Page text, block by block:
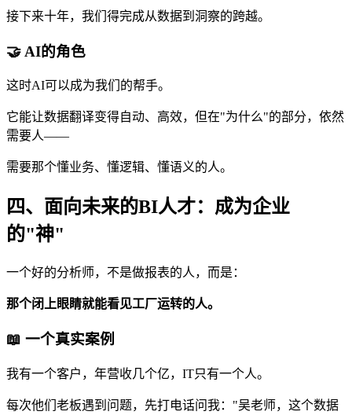
接下来十年，我们得完成从数据到洞察的跨越。
🤝 AI的角色
这时AI可以成为我们的帮手。
它能让数据翻译变得自动、高效，但在"为什么"的部分，依然
需要人——
需要那个懂业务、懂逻辑、懂语义的人。
四、面向未来的BI人才：成为企业
的"神"
一个好的分析师，不是做报表的人，而是：
那个闭上眼睛就能看见工厂运转的人。
📖 一个真实案例
我有一个客户，年营收几个亿，IT只有一个人。
每次他们老板遇到问题，先打电话问我："吴老师，这个数据